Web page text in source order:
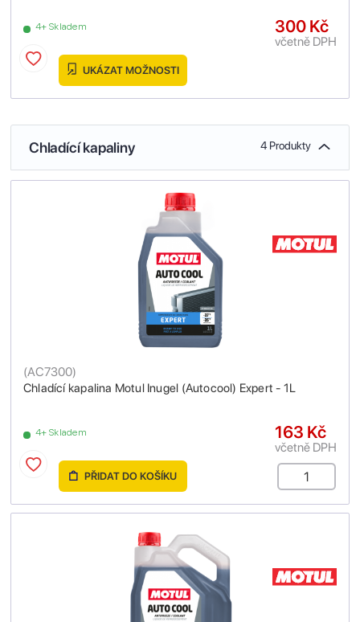
4+ Skladem 300 Kč
včetně DPH
UKÁZAT MOŽNOSTI
Chladící kapaliny 4 Produkty
Chladící kapalina Motul Inugel (Autocool) Expert - 1L
(AC7300)
4+ Skladem 163 Kč
včetně DPH
PŘIDAT DO KOŠÍKU